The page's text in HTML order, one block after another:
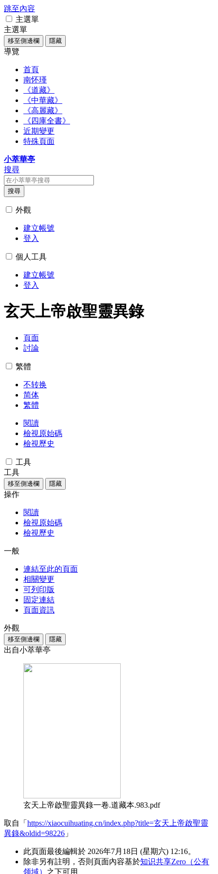
跳至內容
主選單
主選單
移至側邊欄 隱藏
導覽
首頁
南怀瑾
《道藏》
《中華藏》
《高麗藏》
《四庫全書》
近期變更
特殊頁面
小萃華亭
搜尋
搜尋
外觀
建立帳號
登入
個人工具
建立帳號
登入
玄天上帝啟聖靈異錄
頁面
討論
繁體
不转换
简体
繁體
閱讀
檢視原始碼
檢視歷史
工具
工具
移至側邊欄 隱藏
操作
閱讀
檢視原始碼
檢視歷史
一般
連結至此的頁面
相關變更
可列印版
固定連結
頁面資訊
外觀
移至側邊欄 隱藏
出自小萃華亭
玄天上帝啟聖靈異錄一卷.道藏本.983.pdf
取自「 https://xiaocuihuating.cn/index.php?title=玄天上帝啟聖靈
異錄&oldid=98226 」
此頁面最後編輯於 2026年7月18日 (星期六) 12:16。
除非另有註明，否則頁面內容基於知识共享Zero（公有
领域） 之下可用